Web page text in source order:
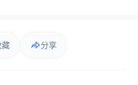
分享